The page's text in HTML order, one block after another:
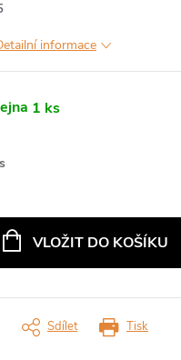
informace
1 ks
VLOŽIT DO KOŠÍKU
Tisk
Sdílet